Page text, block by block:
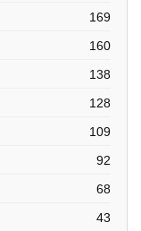
169
160
138
128
109
92
68
43